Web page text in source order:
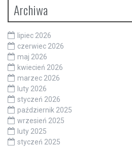
Archiwa
lipiec 2026
czerwiec 2026
maj 2026
kwiecień 2026
marzec 2026
luty 2026
styczeń 2026
październik 2025
wrzesień 2025
luty 2025
styczeń 2025